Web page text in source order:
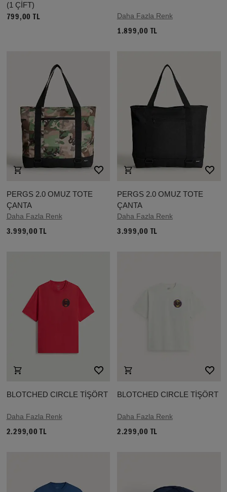
(1 ÇİFT)
799,00 TL Daha Fazla Renk
1.899,00 TL
PERGS 2.0 OMUZ TOTE
ÇANTA
Daha Fazla Renk
3.999,00 TL
PERGS 2.0 OMUZ TOTE
ÇANTA
Daha Fazla Renk
3.999,00 TL
BLOTCHED CIRCLE TİŞÖRT
Daha Fazla Renk
2.299,00 TL
BLOTCHED CIRCLE TİŞÖRT
Daha Fazla Renk
2.299,00 TL